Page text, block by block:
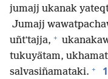
jumajj ukanak
Jumajj
uñtʼtajja, +
tukuyätam,
salvasiñamataki. +